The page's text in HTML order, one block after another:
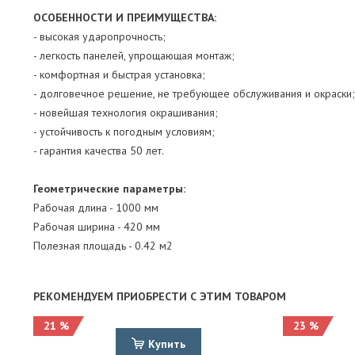
ОСОБЕННОСТИ И ПРЕИМУЩЕСТВА:
- высокая ударопрочность;
- легкость панелей, упрощающая монтаж;
- комфортная и быстрая установка;
- долговечное решение, не требующее обслуживания и окраски;
- новейшая технология окрашивания;
- устойчивость к погодным условиям;
- гарантия качества 50 лет.
Геометрические параметры:
Рабочая длина - 1000 мм
Рабочая ширина - 420 мм
Полезная площадь - 0.42 м2
РЕКОМЕНДУЕМ ПРИОБРЕСТИ С ЭТИМ ТОВАРОМ
21 %
Купить
23 %